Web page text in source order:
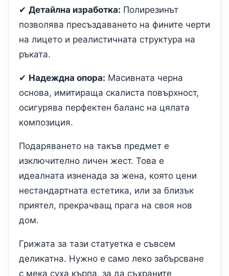
✔ Детайлна изработка: Полирезинът
позволява пресъздаването на фините черти
на лицето и реалистичната структура на
ръката.
✔ Надеждна опора: Масивната черна
основа, имитираща скалиста повърхност,
осигурява перфектен баланс на цялата
композиция.
Подаряването на такъв предмет е
изключително личен жест. Това е
идеалната изненада за жена, която цени
нестандартната естетика, или за близък
приятел, прекрачващ прага на своя нов
дом.
Грижата за тази статуетка е съвсем
деликатна. Нужно е само леко забърсване
с мека суха кърпа, за да съхраните